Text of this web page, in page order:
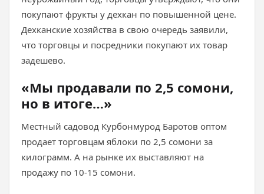
покупают фрукты у дехкан по повышенной цене.
Дехканские хозяйства в свою очередь заявили,
что торговцы и посредники покупают их товар
задешево.
«Мы продавали по 2,5 сомони,
но в итоге…»
Местный садовод Курбонмурод Баротов оптом
продает торговцам яблоки по 2,5 сомони за
килограмм. А на рынке их выставляют на
продажу по 10-15 сомони.